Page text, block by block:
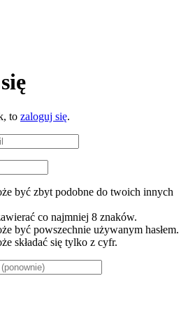
to zaloguj się.
być zbyt podobne do twoich innych
co najmniej 8 znaków.
być powszechnie używanym hasłem.
składać się tylko z cyfr.